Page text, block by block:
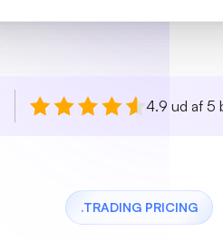
4.9 ud af 5
.TRADING PRICING